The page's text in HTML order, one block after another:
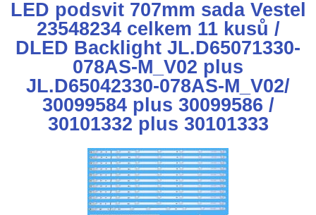
LED podsvit 707mm sada Vestel
23548234 celkem 11 kusů /
DLED Backlight JL.D65071330-
078AS-M_V02 plus
JL.D65042330-078AS-M_V02/
30099584 plus 30099586 /
30101332 plus 30101333